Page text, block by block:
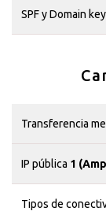
SPF y Domain
Transferencia
IP pública 1
Tipos de